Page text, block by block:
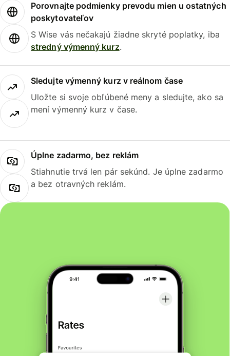
Porovnajte podmienky prevodu mien u ostatných
poskytovateľov
S Wise vás nečakajú žiadne skryté poplatky, iba
stredný výmenný kurz.
Sledujte výmenný kurz v reálnom čase
Uložte si svoje obľúbené meny a sledujte, ako sa
mení výmenný kurz v čase.
Úplne zadarmo, bez reklám
Stiahnutie trvá len pár sekúnd. Je úplne zadarmo
a bez otravných reklám.